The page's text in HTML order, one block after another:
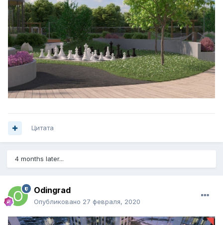
Цитата
4 months later...
Odingrad
Опубликовано 27 февраля, 2020